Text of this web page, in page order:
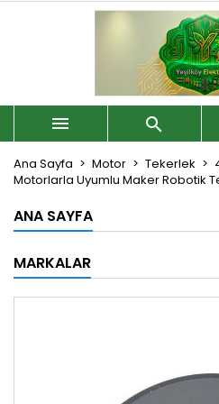
 
Ana Sayfa Motor Tekerlek
Motorlarla Uyumlu Maker Robotik
ANA SAYFA
MARKALAR